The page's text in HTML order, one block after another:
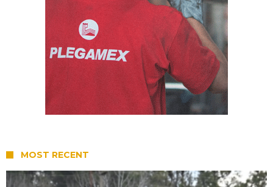
MOST RECENT